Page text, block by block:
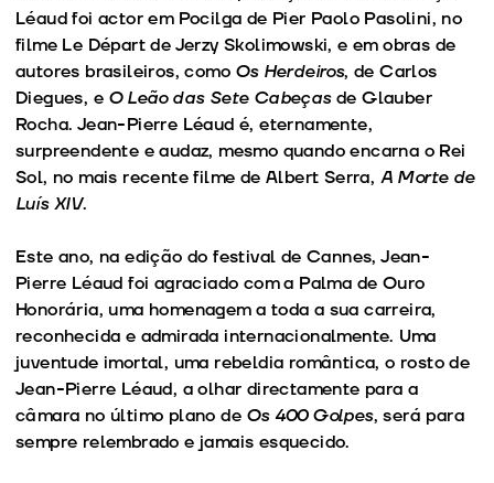
Léaud foi actor em Pocilga de Pier Paolo Pasolini, no
filme Le Départ de Jerzy Skolimowski, e em obras de
autores brasileiros, como Os Herdeiros, de Carlos
Diegues, e O Leão das Sete Cabeçasde Glauber
Rocha. Jean-Pierre Léaud é, eternamente,
surpreendente e audaz, mesmo quando encarna o Rei
Sol, no mais recente filme de Albert Serra, A Morte de
Luís XIV.
Este ano, na edição do festival de Cannes, Jean-
Pierre Léaud foi agraciado com a Palma de Ouro
Honorária, uma homenagem a toda a sua carreira,
reconhecida e admirada internacionalmente. Uma
juventude imortal, uma rebeldia romântica, o rosto de
Jean-Pierre Léaud, a olhar directamente para a
câmara no último plano de Os 400 Golpes, será para
sempre relembrado e jamais esquecido.